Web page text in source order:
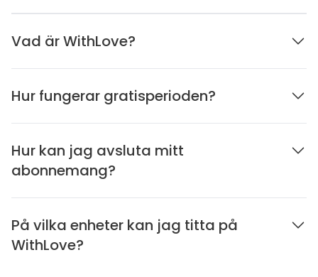
Vad är WithLove?
Hur fungerar gratisperioden?
Hur kan jag avsluta mitt
abonnemang?
På vilka enheter kan jag titta på
WithLove?